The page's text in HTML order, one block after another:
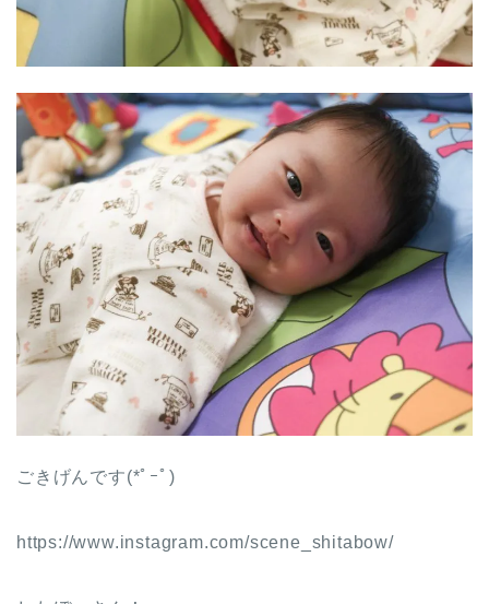
ごきげんです(*ﾟｰﾟ)
https://www.instagram.com/scene_shitabow/